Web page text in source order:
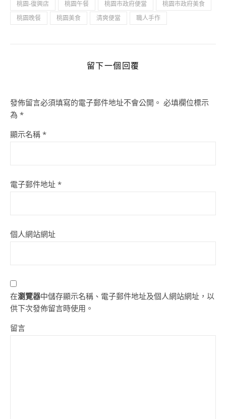
桃園-復興店
桃園午餐 桃園市政府便當
桃園市政府美食
桃園晚餐
桃園美食 清爽便當 職人手作
留下一個回覆
發佈留言必須填寫的電子郵件地址不會公開。 必填欄位標示
為 *
顯示名稱 *
電子郵件地址 *
個人網站網址
在瀏覽器中儲存顯示名稱、電子郵件地址及個人網站網址，以
供下次發佈留言時使用。
留言